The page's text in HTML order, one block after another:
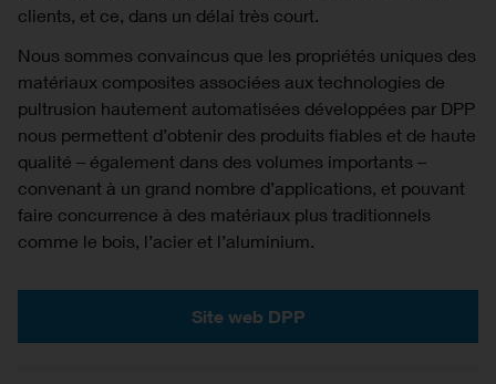
clients, et ce, dans un délai très court.
Nous sommes convaincus que les propriétés uniques des
matériaux composites associées aux technologies de
pultrusion hautement automatisées développées par DPP
nous permettent d’obtenir des produits fiables et de haute
qualité – également dans des volumes importants –
convenant à un grand nombre d’applications, et pouvant
faire concurrence à des matériaux plus traditionnels
comme le bois, l’acier et l’aluminium.
Site web DPP